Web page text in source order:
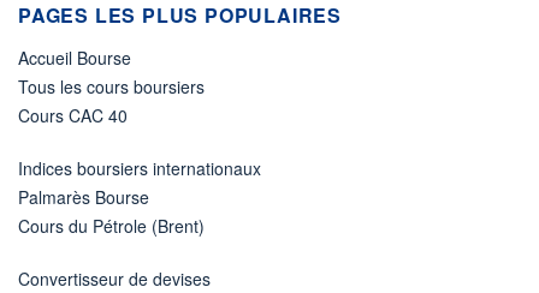
PAGES LES PLUS POPULAIRES
Accueil Bourse
Tous les cours boursiers
Cours CAC 40
Indices boursiers internationaux
Palmarès Bourse
Cours du Pétrole (Brent)
Convertisseur de devises